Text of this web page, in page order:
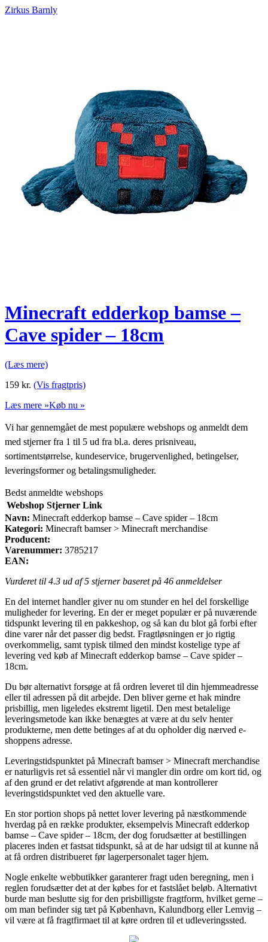
Zirkus Barnly
Minecraft edderkop bamse –
Cave spider – 18cm
(Læs mere)
159 kr. (Vis fragtpris)
Læs mere »Køb nu »
Vi har gennemgået de mest populære webshops og anmeldt dem
med stjerner fra 1 til 5 ud fra bl.a. deres prisniveau,
sortimentstørrelse, kundeservice, brugervenlighed, betingelser,
leveringsformer og betalingsmuligheder.
Bedst anmeldte webshops
Webshop Stjerner Link
Navn: Minecraft edderkop bamse – Cave spider – 18cm
Kategori: Minecraft bamser > Minecraft merchandise
Producent:
Varenummer: 3785217
EAN:
Vurderet til 4.3 ud af 5 stjerner baseret på 46 anmeldelser
En del internet handler giver nu om stunder en hel del forskellige
muligheder for levering. En der er meget populær er på nuværende
tidspunkt levering til en pakkeshop, og så kan du blot gå forbi efter
dine varer når det passer dig bedst. Fragtløsningen er jo rigtig
overkommelig, samt typisk tilmed den mindst kostelige type af
levering ved køb af Minecraft edderkop bamse – Cave spider –
18cm.
Du bør alternativt forsøge at få ordren leveret til din hjemmeadresse
eller til adressen på dit arbejde. Den bliver gerne et hak mindre
prisbillig, men ligeledes ekstremt ligetil. Den mest betalelige
leveringsmetode kan ikke benægtes at være at du selv henter
produkterne, men dette betinges af at du opholder dig nærved e-
shoppens adresse.
Leveringstidspunktet på Minecraft bamser > Minecraft merchandise
er naturligvis ret så essentiel når vi mangler din ordre om kort tid, og
af den grund er det relativt afgørende at man kontrollerer
leveringstidspunktet ved den aktuelle vare.
En stor portion shops på nettet lover levering på næstkommende
hverdag på en række produkter, eksempelvis Minecraft edderkop
bamse – Cave spider – 18cm, der dog forudsætter at bestillingen
placeres inden et fastsat tidspunkt, så at de har udsigt til at kunne nå
at få ordren distribueret før lagerpersonalet tager hjem.
Nogle enkelte webbutikker garanterer fragt uden beregning, men i
reglen forudsætter det at der købes for et fastslået beløb. Alternativt
burde man beslutte sig for den prisbilligste fragtform, hvilket gerne –
om man befinder sig tæt på København, Kalundborg eller Lemvig –
vil være at få fragtfirmaet til at køre ordren til et udleveringssted.